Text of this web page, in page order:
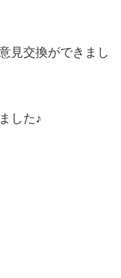
見交換ができまし
した♪